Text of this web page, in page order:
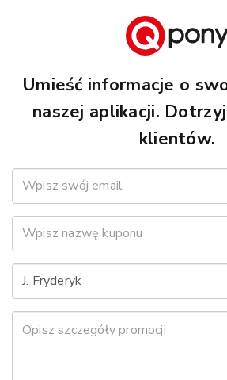
Umieść informacje o
naszej aplikacji.
klientów.